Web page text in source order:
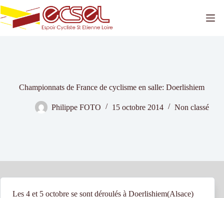
Passer
au
contenu
Championnats de France de cyclisme en salle: Doerlishiem
Philippe FOTO 15 octobre 2014 Non classé
Les 4 et 5 octobre se sont déroulés à Doerlishiem(Alsace)